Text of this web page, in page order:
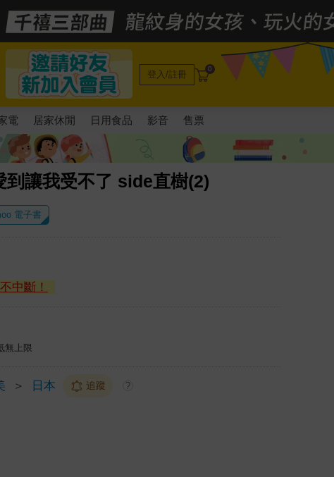
登入/註冊 0
電 居家休閒 日用食品 影音 售票
到讓我受不了 side直樹(2)
電子書
中斷！
無上限
＞ 日本 追蹤 ?